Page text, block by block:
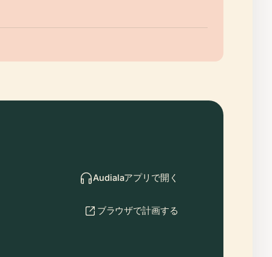
Audialaアプリで開く
ブラウザで計画する